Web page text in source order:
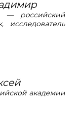
— российский
исследователь
академии